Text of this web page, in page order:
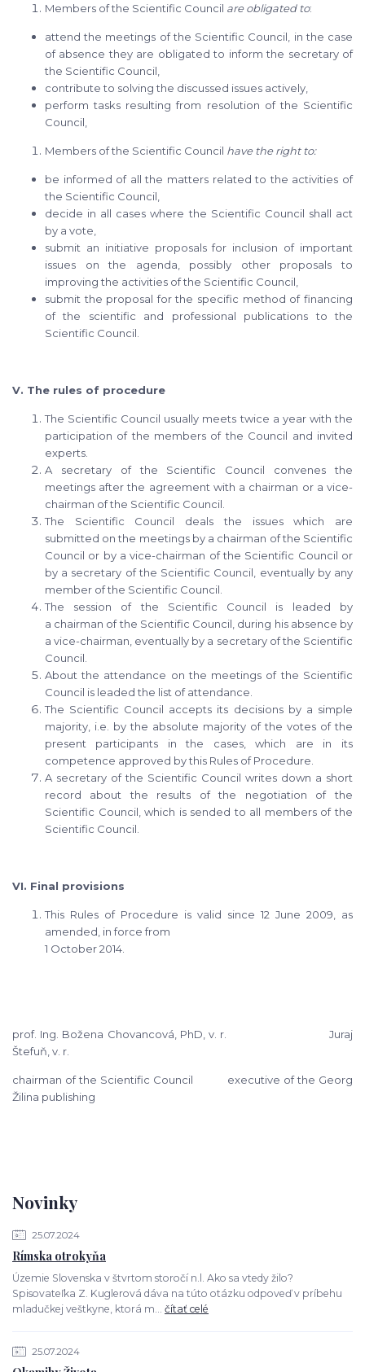
Novinky
25.07.2024
Rímska otrokyňa
Územie Slovenska v štvrtom storočí n.l. Ako sa vtedy žilo?
Spisovateľka Z. Kuglerová dáva na túto otázku odpoveď v príbehu
mladučkej veštkyne, ktorá m... čítať celé
25.07.2024
Members of the Scientific Council are obligated to:
attend the meetings of the Scientific Council, in the case
of absence they are obligated to inform the secretary of
the Scientific Council,
contribute to solving the discussed issues actively,
perform tasks resulting from resolution of the Scientific
Council,
Members of the Scientific Council have the right to:
be informed of all the matters related to the activities of
the Scientific Council,
decide in all cases where the Scientific Council shall act
by a vote,
submit an initiative proposals for inclusion of important
issues on the agenda, possibly other proposals to
improving the activities of the Scientific Council,
submit the proposal for the specific method of financing
of the scientific and professional publications to the
Scientific Council.
V. The rules of procedure
The Scientific Council usually meets twice a year with the
participation of the members of the Council and invited
experts.
A secretary of the Scientific Council convenes the
meetings after the agreement with a chairman or a vice-
chairman of the Scientific Council.
The Scientific Council deals the issues which are
submitted on the meetings by a chairman of the Scientific
Council or by a vice-chairman of the Scientific Council or
by a secretary of the Scientific Council, eventually by any
member of the Scientific Council.
The session of the Scientific Council is leaded by
a chairman of the Scientific Council, during his absence by
a vice-chairman, eventually by a secretary of the Scientific
Council.
About the attendance on the meetings of the Scientific
Council is leaded the list of attendance.
The Scientific Council accepts its decisions by a simple
majority, i.e. by the absolute majority of the votes of the
present participants in the cases, which are in its
competence approved by this Rules of Procedure.
A secretary of the Scientific Council writes down a short
record about the results of the negotiation of the
Scientific Council, which is sended to all members of the
Scientific Council.
VI. Final provisions
This Rules of Procedure is valid since 12 June 2009, as
amended, in force from
1 October 2014.
prof. Ing. Božena Chovancová, PhD, v. r. Juraj
Štefuň, v. r.
chairman of the Scientific Council executive of the Georg
Žilina publishing